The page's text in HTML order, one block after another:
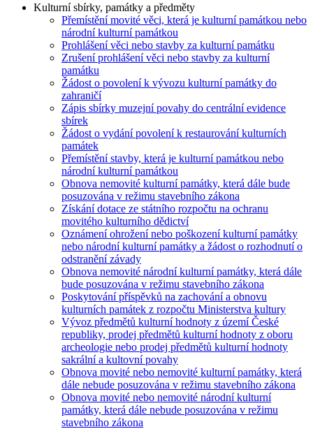
Kulturní sbírky, památky a předměty
Přemístění movité věci, která je kulturní památkou nebo
národní kulturní památkou
Prohlášení věci nebo stavby za kulturní památku
Zrušení prohlášení věci nebo stavby za kulturní
památku
Žádost o povolení k vývozu kulturní památky do
zahraničí
Zápis sbírky muzejní povahy do centrální evidence
sbírek
Žádost o vydání povolení k restaurování kulturních
památek
Přemístění stavby, která je kulturní památkou nebo
národní kulturní památkou
Obnova nemovité kulturní památky, která dále bude
posuzována v režimu stavebního zákona
Získání dotace ze státního rozpočtu na ochranu
movitého kulturního dědictví
Oznámení ohrožení nebo poškození kulturní památky
nebo národní kulturní památky a žádost o rozhodnutí o
odstranění závady
Obnova nemovité národní kulturní památky, která dále
bude posuzována v režimu stavebního zákona
Poskytování příspěvků na zachování a obnovu
kulturních památek z rozpočtu Ministerstva kultury
Vývoz předmětů kulturní hodnoty z území České
republiky, prodej předmětů kulturní hodnoty z oboru
archeologie nebo prodej předmětů kulturní hodnoty
sakrální a kultovní povahy
Obnova movité nebo nemovité kulturní památky, která
dále nebude posuzována v režimu stavebního zákona
Obnova movité nebo nemovité národní kulturní
památky, která dále nebude posuzována v režimu
stavebního zákona